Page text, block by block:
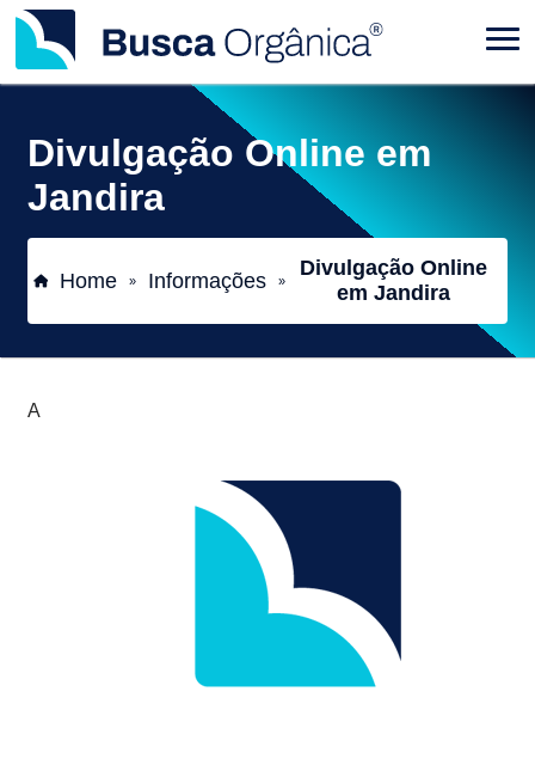
Divulgação Online em
Jandira
Home » Informações »
Divulgação Online
em Jandira
A